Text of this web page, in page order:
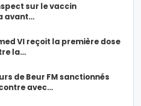
sur le vaccin
avant…
VI reçoit la première dose
la…
de Beur FM sanctionnés
avec…